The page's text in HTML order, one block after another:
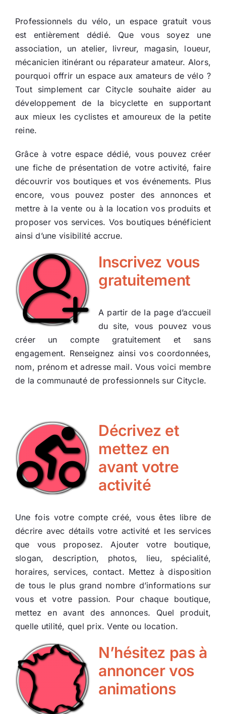
Professionnels du vélo, un espace gratuit vous
est entièrement dédié. Que vous soyez une
association, un atelier, livreur, magasin, loueur,
mécanicien itinérant ou réparateur amateur. Alors,
pourquoi offrir un espace aux amateurs de vélo ?
Tout simplement car Citycle souhaite aider au
développement de la bicyclette en supportant
aux mieux les cyclistes et amoureux de la petite
reine.
Grâce à votre espace dédié, vous pouvez créer
une fiche de présentation de votre activité, faire
découvrir vos boutiques et vos événements. Plus
encore, vous pouvez poster des annonces et
mettre à la vente ou à la location vos produits et
proposer vos services. Vos boutiques bénéficient
ainsi d’une visibilité accrue.
Inscrivez vous
gratuitement
A partir de la page d’accueil
du site, vous pouvez vous
créer un compte gratuitement et sans
engagement. Renseignez ainsi vos coordonnées,
nom, prénom et adresse mail. Vous voici membre
de la communauté de professionnels sur Citycle.
Décrivez et
mettez en
avant votre
activité
Une fois votre compte créé, vous êtes libre de
décrire avec détails votre activité et les services
que vous proposez. Ajouter votre boutique,
slogan, description, photos, lieu, spécialité,
horaires, services, contact. Mettez à disposition
de tous le plus grand nombre d’informations sur
vous et votre passion. Pour chaque boutique,
mettez en avant des annonces. Quel produit,
quelle utilité, quel prix. Vente ou location.
N’hésitez pas à
annoncer vos
animations